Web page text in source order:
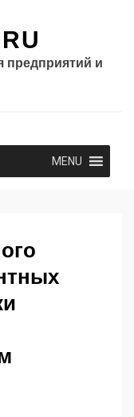
предприятий и
MENU